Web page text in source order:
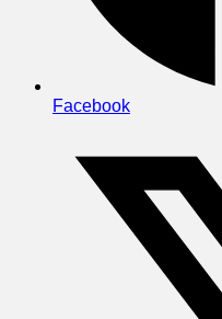
Facebook